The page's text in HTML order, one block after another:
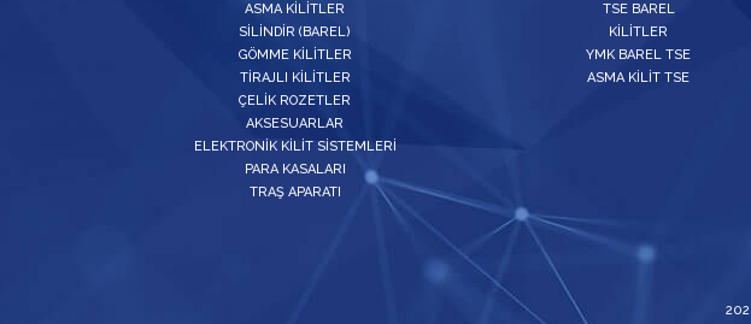
ASMA KİLİTLER
SİLİNDİR (BAREL)
GÖMME KİLİTLER
TİRAJLI KİLİTLER
ÇELİK ROZETLER
AKSESUARLAR
ELEKTRONİK KİLİT SİSTEMLERİ
PARA KASALARI
TRAŞ APARATI
TSE BAREL
KİLİTLER
YMK BAREL TSE
ASMA KİLİT TSE